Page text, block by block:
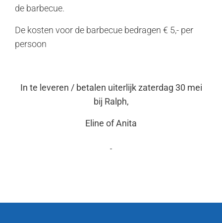
de barbecue.
De kosten voor de barbecue bedragen € 5,- per
persoon
In te leveren / betalen uiterlijk zaterdag 30 mei
bij Ralph,
Eline of Anita